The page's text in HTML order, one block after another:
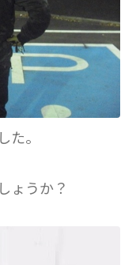
た。
ょうか？